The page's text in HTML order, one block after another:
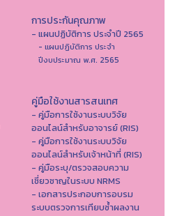
การประกันคุณภาพ
- แผนปฏิบัติการ ประจำปี 2565
- แผนปฏิบัติการ ประจำ
ปีงบประมาณ พ.ศ. 2565
คู่มือใช้งานสารสนเทศ
- คู่มือการใช้งานระบบวิจัย
ออนไลน์สำหรับอาจารย์ (RIS)
- คู่มือการใช้งานระบบวิจัย
ออนไลน์สำหรับเจ้าหน้าที่ (RIS)
- คู่มือระบุ/ตรวจสอบความ
เชี่ยวชาญในระบบ NRMS
- เอกสารประกอบการอบรม
ระบบตรวจการเทียบซ้ำผลงาน